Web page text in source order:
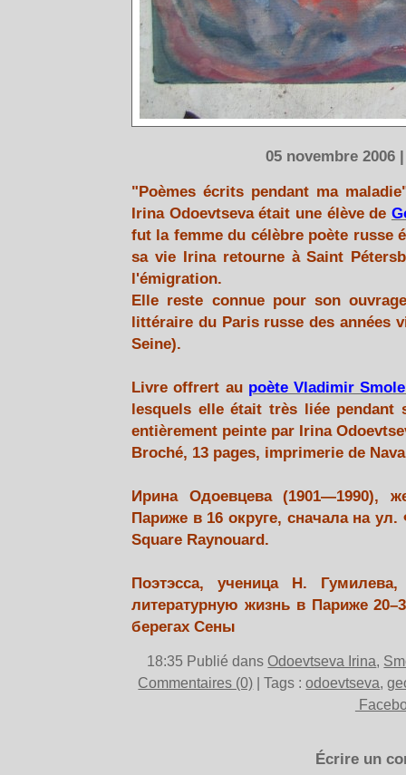
05 novembre 2006
"Poèmes écrits pendant ma
Irina Odoevtseva était une élève de
fut la femme du célèbre poète russe
sa vie Irina retourne à Saint
l'émigration.
Elle reste connue pour son
littéraire du Paris russe des années
Seine).
Livre offrert au poète Vladimir
lesquels elle était très liée pendant
entièrement peinte par Irina
Broché, 13 pages, imprimerie de
Ирина Одоевцева (1901—1990),
Париже в 16 округе, сначала на
Square Raynouard.
Поэтэсса, ученица Н.
литературную жизнь в Париже
берегах Сены
18:35 Publié dans Odoevtseva Irina,
Commentaires (0) | Tags :odoevtseva,
Écrire un